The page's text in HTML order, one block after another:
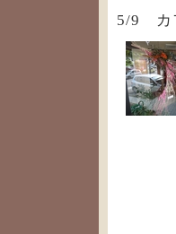
5/9 カ